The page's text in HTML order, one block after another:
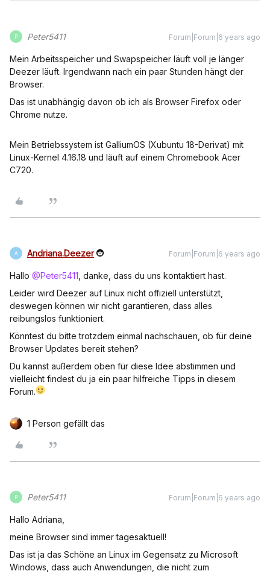
P Peter5411 Forum|Forum|6 years ago
Mein Arbeitsspeicher und Swapspeicher läuft voll je länger
Deezer läuft. Irgendwann nach ein paar Stunden hängt der
Browser.
Das ist unabhängig davon ob ich als Browser Firefox oder
Chrome nutze.
Mein Betriebssystem ist GalliumOS (Xubuntu 18-Derivat) mit
Linux-Kernel 4.16.18 und läuft auf einem Chromebook Acer
C720.
A Andriana.Deezer Forum|Forum|6 years ago
Hallo @Peter5411 , danke, dass du uns kontaktiert hast.
Leider wird Deezer auf Linux nicht offiziell unterstützt,
deswegen können wir nicht garantieren, dass alles
reibungslos funktioniert.
Könntest du bitte trotzdem einmal nachschauen, ob für deine
Browser Updates bereit stehen?
Du kannst außerdem oben für diese Idee abstimmen und
vielleicht findest du ja ein paar hilfreiche Tipps in diesem
Forum.
1 Person gefällt das
P Peter5411 Forum|Forum|6 years ago
Hallo Adriana,
meine Browser sind immer tagesaktuell!
Das ist ja das Schöne an Linux im Gegensatz zu Microsoft
Windows, dass auch Anwendungen, die nicht zum